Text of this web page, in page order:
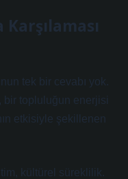
tek bir cevabı yok.
bir topluluğun enerjisi
etkisiyle şekillenen
kültürel süreklilik.